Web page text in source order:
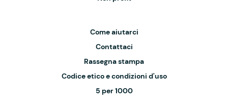
Come aiutarci
Contattaci
Rassegna stampa
Codice etico e condizioni d'uso
5 per 1000